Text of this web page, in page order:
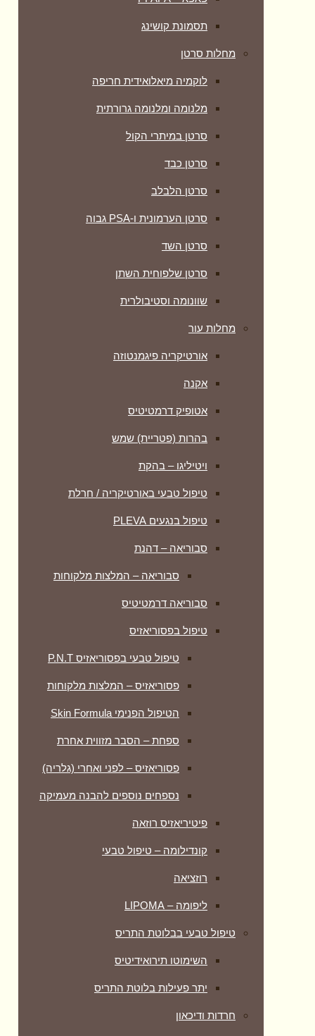
תסמונת קושינג
מחלות סרטן
לוקמיה מיאלואידית חריפה
מלנומה ומלנומה גרורתית
סרטן במיתרי הקול
סרטן כבד
סרטן הלבלב
סרטן הערמונית ו-PSA גבוה
סרטן השד
סרטן שלפוחית השתן
שוונומה וסטיבולרית
מחלות עור
אורטיקריה פיגמנטוזה
אקנה
אטופיק דרמטיטיס
בהרות (פטריית) שמש
ויטיליגו – בהקת
טיפול טבעי באורטיקריה / חרלת
טיפול בנגעים PLEVA
סבוריאה – דהנת
סבוריאה – המלצות מלקוחות
סבוריאה דרמטיטיס
טיפול בפסוריאזיס
טיפול טבעי בפסוריאזיס P.N.T
פסוריאזיס – המלצות מלקוחות
הטיפול הפנימי Skin Formula
ספחת – הסבר מזווית אחרת
פסוריאזיס – לפני ואחרי (גלריה)
נספחים נוספים להבנה מעמיקה
פיטיריאזיס רוזאה
קונדילומה – טיפול טבעי
רוזציאה
ליפומה – LIPOMA
טיפול טבעי בבלוטת התריס
השימוטו תירואידיטיס
יתר פעילות בלוטת התריס
חרדות ודיכאון